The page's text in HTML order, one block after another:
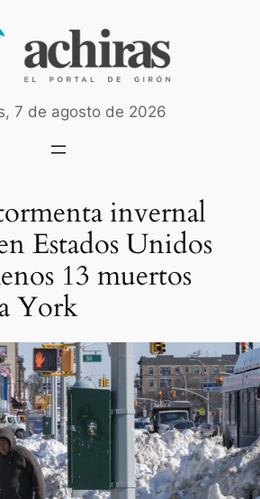
7 de agosto de 2026
invernal
Estados Unidos
13 muertos
York